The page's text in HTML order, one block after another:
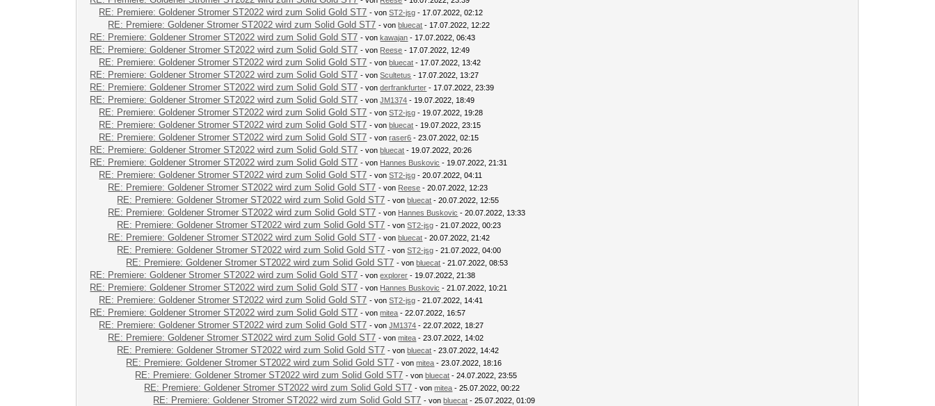
RE: Premiere: Goldener Stromer ST2022 wird zum Solid Gold ST7 - vonST2-jsg - 17.07.2022, 02:12
RE: Premiere: Goldener Stromer ST2022 wird zum Solid Gold ST7 - vonbluecat - 17.07.2022, 12:22
RE: Premiere: Goldener Stromer ST2022 wird zum Solid Gold ST7 - vonkawajan - 17.07.2022, 06:43
RE: Premiere: Goldener Stromer ST2022 wird zum Solid Gold ST7 - von Reese - 17.07.2022, 12:49
RE: Premiere: Goldener Stromer ST2022 wird zum Solid Gold ST7 - vonbluecat - 17.07.2022, 13:42
RE: Premiere: Goldener Stromer ST2022 wird zum Solid Gold ST7 - vonScultetus - 17.07.2022, 13:27
RE: Premiere: Goldener Stromer ST2022 wird zum Solid Gold ST7 - vonderfrankfurter - 17.07.2022, 23:39
RE: Premiere: Goldener Stromer ST2022 wird zum Solid Gold ST7 - vonJM1374 - 19.07.2022, 18:49
RE: Premiere: Goldener Stromer ST2022 wird zum Solid Gold ST7 - vonST2-jsg - 19.07.2022, 19:28
RE: Premiere: Goldener Stromer ST2022 wird zum Solid Gold ST7 - vonbluecat - 19.07.2022, 23:15
RE: Premiere: Goldener Stromer ST2022 wird zum Solid Gold ST7 - vonraser6 - 23.07.2022, 02:15
RE: Premiere: Goldener Stromer ST2022 wird zum Solid Gold ST7 - vonbluecat - 19.07.2022, 20:26
RE: Premiere: Goldener Stromer ST2022 wird zum Solid Gold ST7 - von Hannes Buskovic - 19.07.2022, 21:31
RE: Premiere: Goldener Stromer ST2022 wird zum Solid Gold ST7 - vonST2-jsg - 20.07.2022, 04:11
RE: Premiere: Goldener Stromer ST2022 wird zum Solid Gold ST7 - von Reese - 20.07.2022, 12:23
RE: Premiere: Goldener Stromer ST2022 wird zum Solid Gold ST7 - vonbluecat - 20.07.2022, 12:55
RE: Premiere: Goldener Stromer ST2022 wird zum Solid Gold ST7 - von Hannes Buskovic - 20.07.2022, 13:33
RE: Premiere: Goldener Stromer ST2022 wird zum Solid Gold ST7 - vonST2-jsg - 21.07.2022, 00:23
RE: Premiere: Goldener Stromer ST2022 wird zum Solid Gold ST7 - vonbluecat - 20.07.2022, 21:42
RE: Premiere: Goldener Stromer ST2022 wird zum Solid Gold ST7 - vonST2-jsg - 21.07.2022, 04:00
RE: Premiere: Goldener Stromer ST2022 wird zum Solid Gold ST7 - vonbluecat - 21.07.2022, 08:53
RE: Premiere: Goldener Stromer ST2022 wird zum Solid Gold ST7 - vonexplorer - 19.07.2022, 21:38
RE: Premiere: Goldener Stromer ST2022 wird zum Solid Gold ST7 - von Hannes Buskovic - 21.07.2022, 10:21
RE: Premiere: Goldener Stromer ST2022 wird zum Solid Gold ST7 - vonST2-jsg - 21.07.2022, 14:41
RE: Premiere: Goldener Stromer ST2022 wird zum Solid Gold ST7 - vonmitea - 22.07.2022, 16:57
RE: Premiere: Goldener Stromer ST2022 wird zum Solid Gold ST7 - vonJM1374 - 22.07.2022, 18:27
RE: Premiere: Goldener Stromer ST2022 wird zum Solid Gold ST7 - vonmitea - 23.07.2022, 14:02
RE: Premiere: Goldener Stromer ST2022 wird zum Solid Gold ST7 - vonbluecat - 23.07.2022, 14:42
RE: Premiere: Goldener Stromer ST2022 wird zum Solid Gold ST7 - vonmitea - 23.07.2022, 18:16
RE: Premiere: Goldener Stromer ST2022 wird zum Solid Gold ST7 - vonbluecat - 24.07.2022, 23:55
RE: Premiere: Goldener Stromer ST2022 wird zum Solid Gold ST7 - vonmitea - 25.07.2022, 00:22
RE: Premiere: Goldener Stromer ST2022 wird zum Solid Gold ST7 - vonbluecat - 25.07.2022, 01:09